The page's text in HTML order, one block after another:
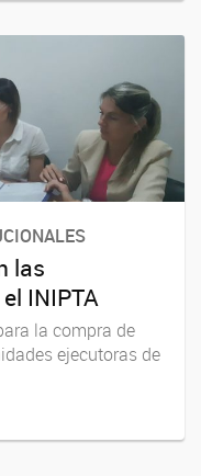
las
INIPTA
la compra de
ejecutoras de